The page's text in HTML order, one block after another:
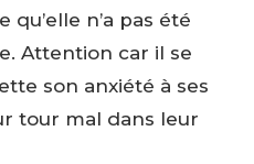
qu’elle n’a pas été
Attention car il se
son anxiété à ses
tour mal dans leur